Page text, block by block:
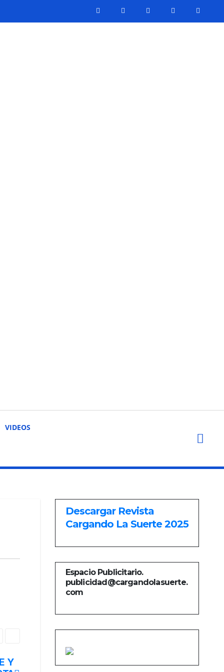
VIDEOS
Y
Descargar Revista
Cargando La Suerte 2025
Espacio Publicitario.
publicidad@cargandolasuerte.
com